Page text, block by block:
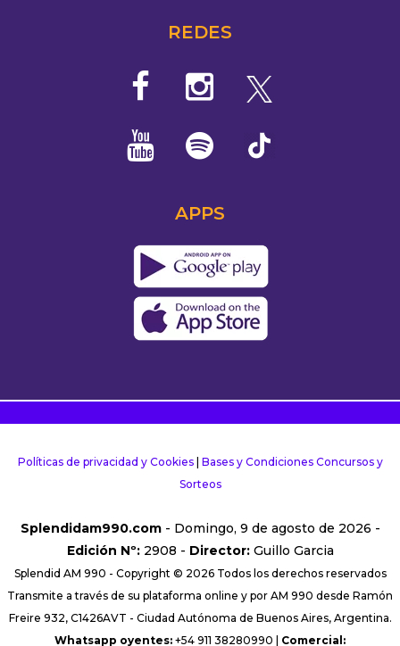
REDES
APPS
Políticas de privacidad y Cookies| Bases y Condiciones Concursos y
Sorteos
Splendidam990.com- Domingo, 9 de agosto de 2026 -
Edición Nº:2908 - Director:Guillo Garcia
Splendid AM 990 - Copyright © 2026 Todos los derechos reservados
Transmite a través de su plataforma online y por AM 990 desde Ramón
Freire 932, C1426AVT - Ciudad Autónoma de Buenos Aires, Argentina.
Whatsapp oyentes: +54 911 38280990 | Comercial: